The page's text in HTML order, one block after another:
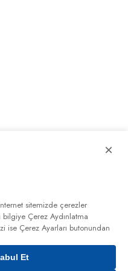
×
sitemizde çerezler
bilgiye Çerez Aydınlatma
ise Çerez Ayarları butonundan
Et